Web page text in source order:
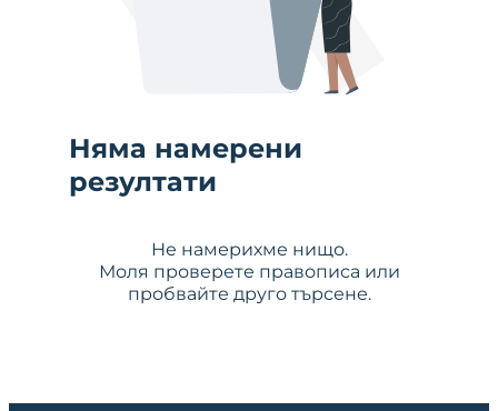
Няма намерени
резултати
Не намерихме нищо.
Моля проверете правописа или
пробвайте друго търсене.